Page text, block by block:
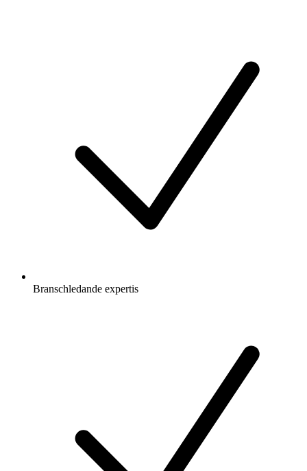
Branschledande expertis